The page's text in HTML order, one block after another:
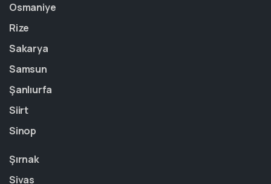
Osmaniye
Rize
Sakarya
Samsun
Şanlıurfa
Siirt
Sinop
Şırnak
Sivas